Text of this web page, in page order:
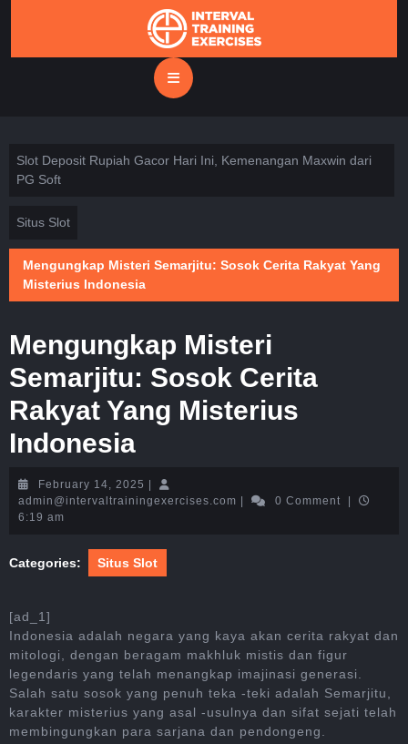
Open
Slot Deposit Rupiah Gacor Hari Ini, Kemenangan Maxwin dari
PG Soft
Situs Slot
Mengungkap Misteri Semarjitu: Sosok Cerita Rakyat Yang
Misterius Indonesia
Mengungkap Misteri
Semarjitu: Sosok Cerita
Rakyat Yang Misterius
Indonesia
February 14, 2025 February
14,
admin@intervaltrainingexercises.com
0 Comment
6:19 am
Categories: Situs Slot
[ad_1]
Indonesia adalah negara yang kaya akan cerita rakyat dan
mitologi, dengan beragam makhluk mistis dan figur
legendaris yang telah menangkap imajinasi generasi.
Salah satu sosok yang penuh teka -teki adalah Semarjitu,
karakter misterius yang asal -usulnya dan sifat sejati telah
membingungkan para sarjana dan pendongeng.